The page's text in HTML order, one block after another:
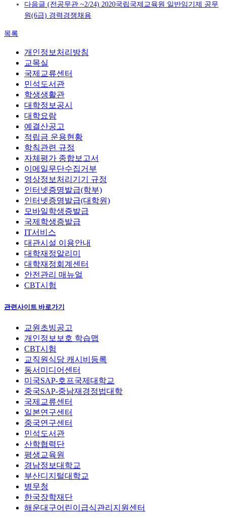
다음글 (전공무관 ~2/24) 2020국립국제교육원 일반임기제 공무
원(6급) 경력경쟁채용
목록
개인정보처리방침
교목실
국제교류센터
민석도서관
학생생활관
대학정보공시
대학요람
예결산공고
적립금 운용현황
학칙관련 규정
자체평가 종합보고서
이메일무단수집거부
영상정보처리기기 규정
인터넷증명발급(학부)
인터넷증명발급(대학원)
모바일학생증발급
국제학생증발급
IT서비스
대관시설 이용안내
대학재정알리미
대학재정회계센터
안전관리 매뉴얼
CBT시험
관련사이트 바로가기
교원초빙공고
개인정보보호 학습맵
CBT시험
교직원식당 캐시비등록
동서미디어센터
미국SAP-호프국제대학교
중국SAP-중남재경정법대학
국제교류센터
일본연구센터
중국연구센터
민석도서관
산학협력단
평생교육원
경남정보대학교
부산디지털대학교
병무청
한국장학재단
해운대구어린이급식관리지원센터